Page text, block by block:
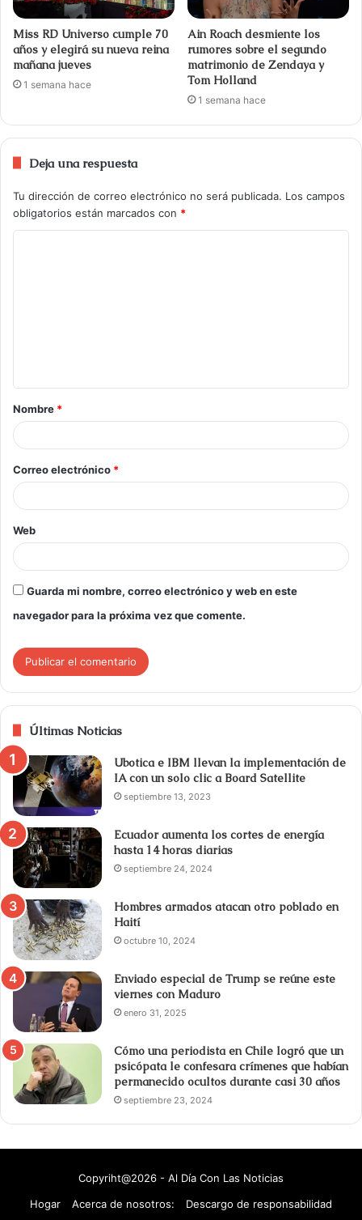
Miss RD Universo cumple 70
años y elegirá su nueva reina
mañana jueves
1 semana hace
Ain Roach desmiente los
rumores sobre el segundo
matrimonio de Zendaya y
Tom Holland
1 semana hace
Deja una respuesta
Tu dirección de correo electrónico no será publicada. Los campos
obligatorios están marcados con *
Nombre *
Correo electrónico *
Web
Guarda mi nombre, correo electrónico y web en este
navegador para la próxima vez que comente.
Últimas Noticias
Ubotica e IBM llevan la implementación de
IA con un solo clic a Board Satellite
septiembre 13, 2023
Ecuador aumenta los cortes de energía
hasta 14 horas diarias
septiembre 24, 2024
Hombres armados atacan otro poblado en
Haití
octubre 10, 2024
Enviado especial de Trump se reúne este
viernes con Maduro
enero 31, 2025
Cómo una periodista en Chile logró que un
psicópata le confesara crímenes que habían
permanecido ocultos durante casi 30 años
septiembre 23, 2024
Copyriht@2026 - Al Día Con Las Noticias
Hogar
Acerca de nosotros: Descargo de responsabilidad